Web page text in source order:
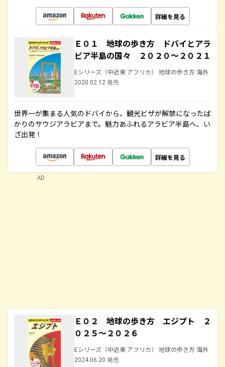
詳細を見る
Ｅ０１ 地球の歩き方 ドバイとアラ
ビア半島の国々 ２０２０～２０２１
Eシリーズ（中近東 アフリカ） 地球の歩き方 海外
2020.02.12 発売
世界一が集まる人気のドバイから、観光ビザが解禁になったば
かりのサウジアラビアまで。魅力あふれるアラビア半島へ、い
ざ出発！
詳細を見る
Ｅ０２ 地球の歩き方 エジプト ２
０２５～２０２６
Eシリーズ（中近東 アフリカ） 地球の歩き方 海外
2024.06.20 発売
AD